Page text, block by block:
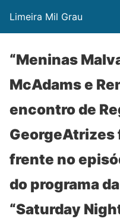
Limeira Mil Grau
“Meninas
McAdams e
encontro de
GeorgeAtrizes
frente no
do programa
“Saturday